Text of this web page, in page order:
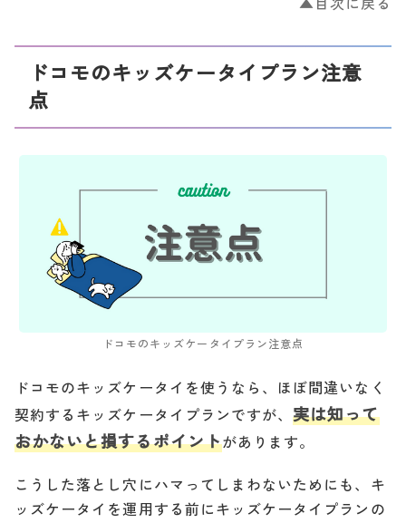
ドコモのキッズケータイプラン注意
点
ドコモのキッズケータイプラン注意点
ドコモのキッズケータイを使うなら、ほぼ間違いなく
契約するキッズケータイプランですが、実は知って
おかないと損するポイントがあります。
こうした落とし穴にハマってしまわないためにも、キ
ッズケータイを運用する前にキッズケータイプランの